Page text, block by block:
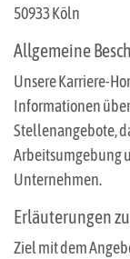
50933 Köln
Allgemeine
Unsere Karriere-
Informationen
Stellenangebote,
Arbeitsumgebung
Unternehmen.
Erläuterungen
Ziel mit dem